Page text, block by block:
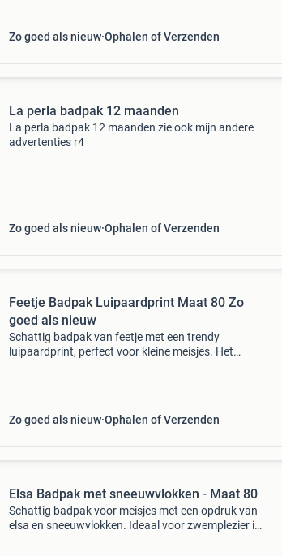
Zo goed als nieuw Ophalen of Verzenden
La perla badpak 12 maanden
La perla badpak 12 maanden zie ook mijn andere
advertenties r4
Zo goed als nieuw Ophalen of Verzenden
Feetje Badpak Luipaardprint Maat 80 Zo
goed als nieuw
Schattig badpak van feetje met een trendy
luipaardprint, perfect voor kleine meisjes. Het
Zo goed als nieuw Ophalen of Verzenden
Elsa Badpak met sneeuwvlokken - Maat 80
Schattig badpak voor meisjes met een opdruk van
elsa en sneeuwvlokken. Ideaal voor zwemplezier in